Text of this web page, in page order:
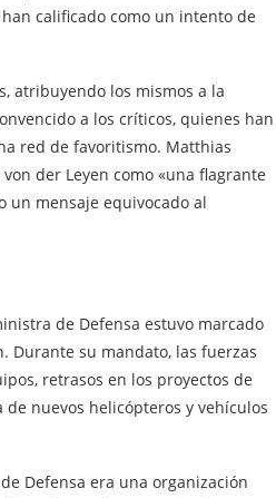
calificado como un intento de
atribuyendo los mismos a la
a los críticos, quienes han
red de favoritismo. Matthias
der Leyen como «una flagrante
un mensaje equivocado al
de Defensa estuvo marcado
Durante su mandato, las fuerzas
retrasos en los proyectos de
nuevos helicópteros y vehículos
Defensa era una organización